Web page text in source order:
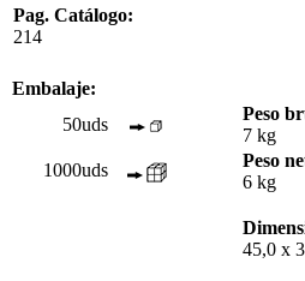
Pag. Catálogo:
214
Embalaje:
50uds
Peso
7 kg
1000uds
Peso
6 kg
45,0 x